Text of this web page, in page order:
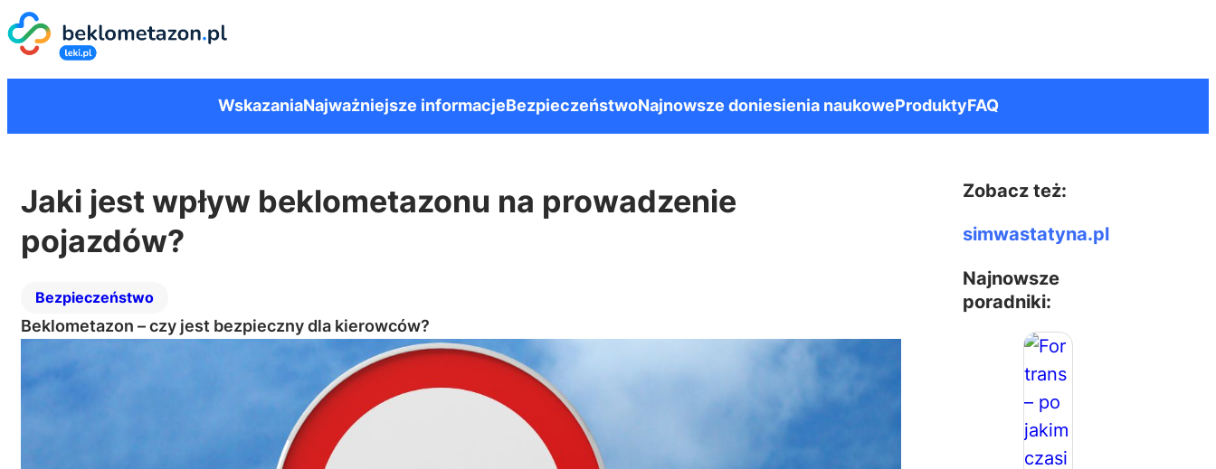
WskazaniaNajważniejsze informacjeBezpieczeństwoNajnowsze doniesienia naukoweProduktyFAQ
Jaki jest wpływ beklometazonu na prowadzenie
pojazdów?
Bezpieczeństwo
Beklometazon – czy jest bezpieczny dla kierowców?
Zobacz też:
simwastatyna.pl
Najnowsze
poradniki: